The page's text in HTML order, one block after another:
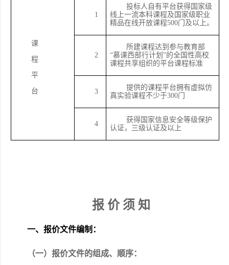
课
程
平
台
1
投标人自有平台获得国家级
线上一流本科课程及国家级职业
精品在线开放课程500门及以上。
2
所建课程达到参与教育部
“慕课西部行计划”的全国性高校
课程共享组织的平台课程标准
3
提供的课程平台拥有虚拟仿
真实验课程不少于300门
4
获得国家信息安全等级保护
认证，三级认证及以上
报 价 须 知
一、 报价文件编制：
（一）报价文件的组成、顺序：